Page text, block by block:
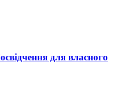
для власного